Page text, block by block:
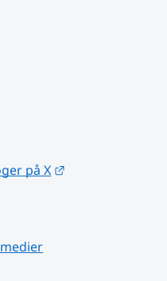
på X